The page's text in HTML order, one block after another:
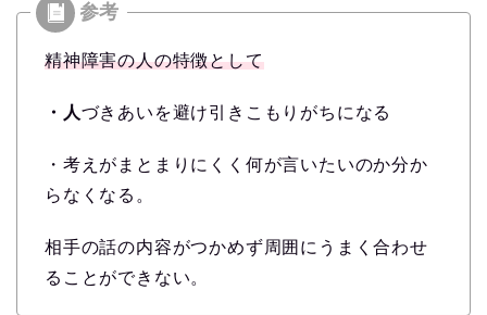
精神障害の人の特徴として
・人づきあいを避け引きこもりがちになる
・考えがまとまりにくく何が言いたいのか分か
らなくなる。
相手の話の内容がつかめず周囲にうまく合わせ
ることができない。